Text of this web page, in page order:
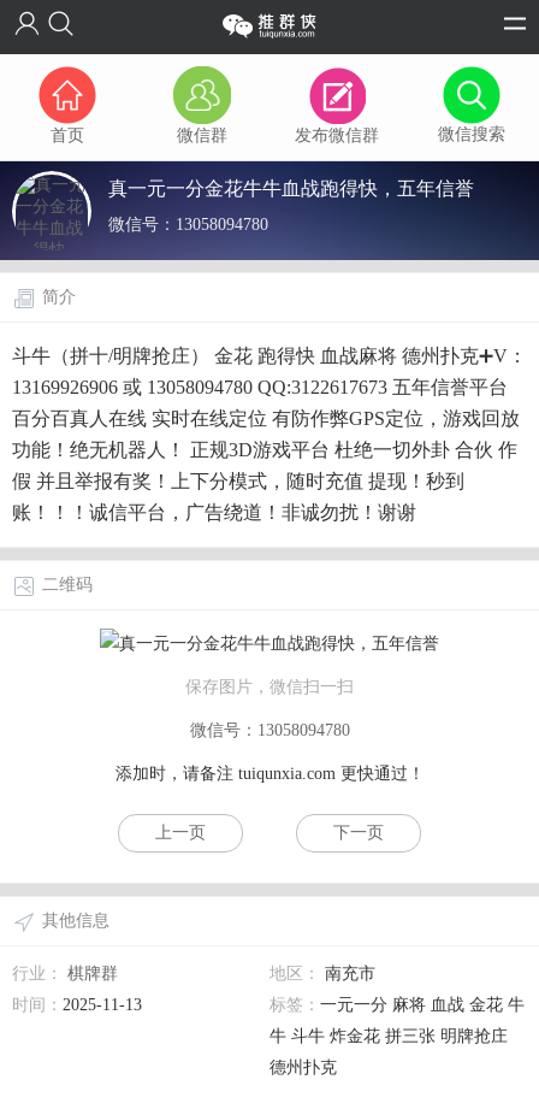
首页 微信群 发布微信群 微信搜索
真一元一分金花牛牛血战跑得快，五年信誉
微信号： 13058094780
简介
斗牛（拼十/明牌抢庄） 金花 跑得快 血战麻将 德州扑克➕V：
13169926906 或 13058094780 QQ:3122617673 五年信誉平台
百分百真人在线 实时在线定位 有防作弊GPS定位，游戏回放
功能！绝无机器人！ 正规3D游戏平台 杜绝一切外卦 合伙 作
假 并且举报有奖！上下分模式，随时充值 提现！秒到
账！！！诚信平台，广告绕道！非诚勿扰！谢谢
二维码
保存图片，微信扫一扫
微信号：13058094780
添加时，请备注 tuiqunxia.com更快通过！
上一页 下一页
其他信息
行业： 棋牌群 地区：
南充市
时间： 2025-11-13 标签： 一元一分 麻将 血战 金花 牛
牛 斗牛 炸金花 拼三张 明牌抢庄
德州扑克